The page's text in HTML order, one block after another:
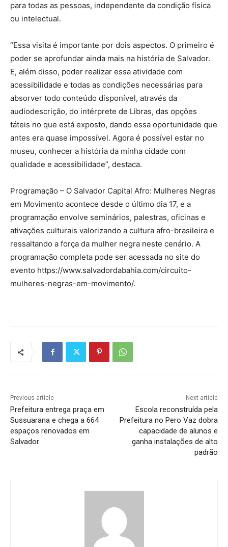
para todas as pessoas, independente da condição física
ou intelectual.
“Essa visita é importante por dois aspectos. O primeiro é
poder se aprofundar ainda mais na história de Salvador.
E, além disso, poder realizar essa atividade com
acessibilidade e todas as condições necessárias para
absorver todo conteúdo disponível, através da
audiodescrição, do intérprete de Libras, das opções
táteis no que está exposto, dando essa oportunidade que
antes era quase impossível. Agora é possível estar no
museu, conhecer a história da minha cidade com
qualidade e acessibilidade”, destaca.
Programação – O Salvador Capital Afro: Mulheres Negras
em Movimento acontece desde o último dia 17, e a
programação envolve seminários, palestras, oficinas e
ativações culturais valorizando a cultura afro-brasileira e
ressaltando a força da mulher negra neste cenário. A
programação completa pode ser acessada no site do
evento https://www.salvadordabahia.com/circuito-
mulheres-negras-em-movimento/.
Previous article
Prefeitura entrega praça em
Sussuarana e chega a 664
espaços renovados em
Salvador
Next article
Escola reconstruída pela
Prefeitura no Pero Vaz dobra
capacidade de alunos e
ganha instalações de alto
padrão